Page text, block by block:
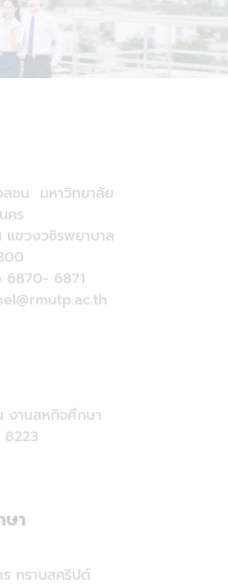
ลชน มหาวิทยาลัย
คร
แขวงวชิรพยาบาล
6870- 6871
งานสหกิจศึกษา
า
ทรานสคริปต์